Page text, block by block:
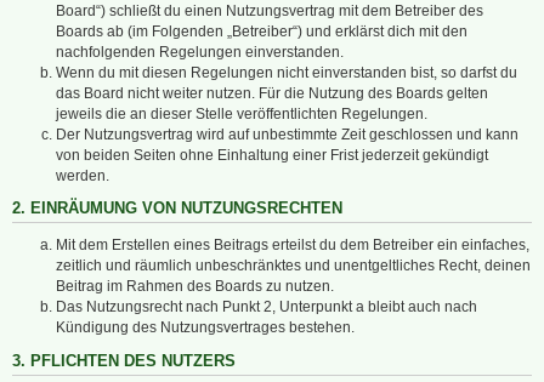
Board“) schließt du einen Nutzungsvertrag mit dem Betreiber des
Boards ab (im Folgenden „Betreiber“) und erklärst dich mit den
nachfolgenden Regelungen einverstanden.
Wenn du mit diesen Regelungen nicht einverstanden bist, so darfst du
das Board nicht weiter nutzen. Für die Nutzung des Boards gelten
jeweils die an dieser Stelle veröffentlichten Regelungen.
Der Nutzungsvertrag wird auf unbestimmte Zeit geschlossen und kann
von beiden Seiten ohne Einhaltung einer Frist jederzeit gekündigt
werden.
2. EINRÄUMUNG VON NUTZUNGSRECHTEN
Mit dem Erstellen eines Beitrags erteilst du dem Betreiber ein einfaches,
zeitlich und räumlich unbeschränktes und unentgeltliches Recht, deinen
Beitrag im Rahmen des Boards zu nutzen.
Das Nutzungsrecht nach Punkt 2, Unterpunkt a bleibt auch nach
Kündigung des Nutzungsvertrages bestehen.
3. PFLICHTEN DES NUTZERS